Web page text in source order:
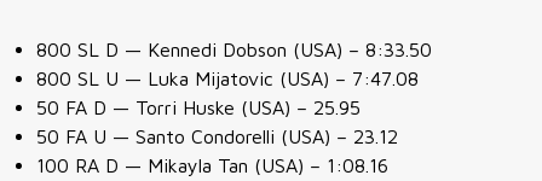
800 SL D — Kennedi Dobson (USA) – 8:33.50
800 SL U — Luka Mijatovic (USA) – 7:47.08
50 FA D — Torri Huske (USA) – 25.95
50 FA U — Santo Condorelli (USA) – 23.12
100 RA D — Mikayla Tan (USA) – 1:08.16